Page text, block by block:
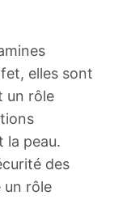
elles sont
un rôle
la peau.
des
un rôle